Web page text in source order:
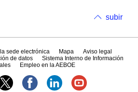
subir
sede electrónica Mapa
Aviso legal
de datos
Sistema Interno de Información
Empleo en la AEBOE